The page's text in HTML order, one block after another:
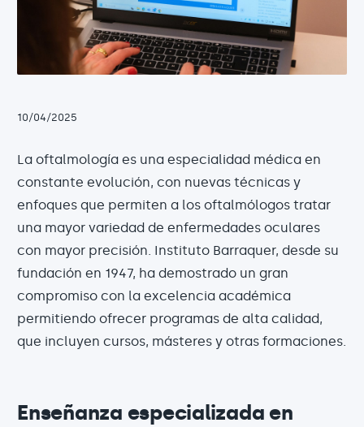
10/04/2025
La oftalmología es una especialidad médica en
constante evolución, con nuevas técnicas y
enfoques que permiten a los oftalmólogos tratar
una mayor variedad de enfermedades oculares
con mayor precisión. Instituto Barraquer, desde su
fundación en 1947, ha demostrado un gran
compromiso con la excelencia académica
permitiendo ofrecer programas de alta calidad,
que incluyen cursos, másteres y otras formaciones.
Enseñanza especializada en